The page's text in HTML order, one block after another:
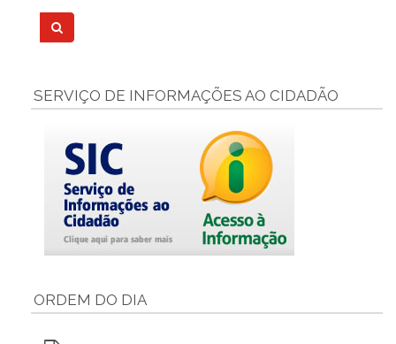
SERVIÇO DE INFORMAÇÕES AO CIDADÃO
ORDEM DO DIA